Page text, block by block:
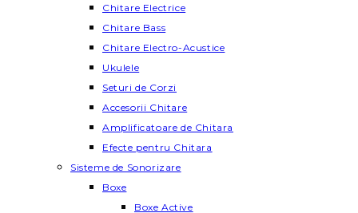
Chitare Electrice
Chitare Bass
Chitare Electro-Acustice
Ukulele
Seturi de Corzi
Accesorii Chitare
Amplificatoare de Chitara
Efecte pentru Chitara
Sisteme de Sonorizare
Boxe
Boxe Active